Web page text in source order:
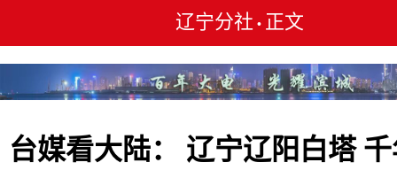
辽宁分社 • 正文
台媒看大陆： 辽宁辽阳白塔